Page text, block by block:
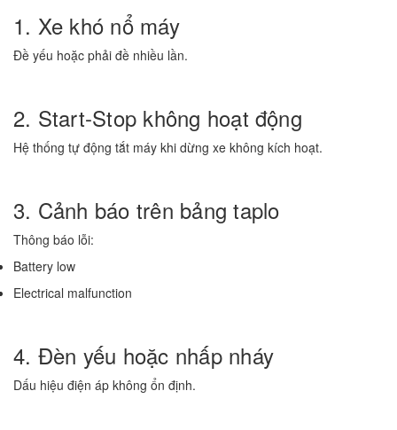
1. Xe khó nổ máy
Đề yếu hoặc phải đề nhiều lần.
2. Start-Stop không hoạt động
Hệ thống tự động tắt máy khi dừng xe không kích hoạt.
3. Cảnh báo trên bảng taplo
Thông báo lỗi:
Battery low
Electrical malfunction
4. Đèn yếu hoặc nhấp nháy
Dấu hiệu điện áp không ổn định.